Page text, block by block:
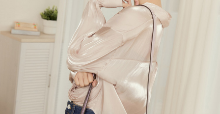
1.分期款項不併入電信帳單，「大哥付你分期」於每月結算日後寄送繳費提
2.透過簡訊連結打開帳單後，可選擇「超商條碼／台灣大直營門市／銀行轉
帳／街口支付／iPASS MONEY」等通路繳費。
1.本服務係由「台灣大哥大股份有限公司」（以下簡稱本公司）所提供，讓
用戶於交易時，得透過本服務購買商品或服務，並由商店將買賣／分期付款
買賣價金債權讓與本公司後，依約使用本公司帳單繳交帳款。
2.基於同意付款使用「大哥付你分期」之契約關係目的，商店將以您的個人
資料（包含姓名、電話或地址）提供予台灣大哥大進項蒐集、處理及利用，
由本公司與您本人進行分期帳單所需資料之確認、核對及更正。
3.完整用戶服務條款，請詳閱以下連結：
https://oppay.tw/userRule
【「AFTEE先享後付」結帳流程】
１．於結帳方式選擇「AFTEE先享後付」後，將跳轉至「AFTEE先享後付」
結帳頁面，進行簡訊認證並確認金額後，即可完成結帳。
２．訂單成立數日內，您將收到繳費通知簡訊。
３．收到繳費通知簡訊後14天內，點擊此簡訊中的連結，可透過四大超商／
ATM／網路銀行／等多元方式進行付款，方視為交易完成。
※ 請注意：結帳手續完成當下不需立刻繳費，但若您需要取消訂單，請聯絡
購買商品的店家。未經商家同意取消之訂單仍視為有效，需透過AFTEE先享
※ 交易是否成功請以「AFTEE先享後付 」之結帳頁面顯示為準，若有關於
是否繳費成功／繳費後需取消欲退款等相關疑問，請聯繫「AFTEE先享後付
https://netprotections.freshdesk.com/support/home
每筆NT$60，滿NT$1,500(含以上)免運費
付款後全家取貨
每筆NT$60，滿NT$1,500(含以上)免運費
付款後萊爾富取貨